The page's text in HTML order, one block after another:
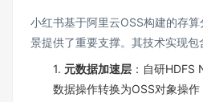
小红书基于阿里云OSS构建的存
景提供了重要支撑。其技术实现包
1. 元数据加速层 ：自研
数据操作转换为OSS对象操